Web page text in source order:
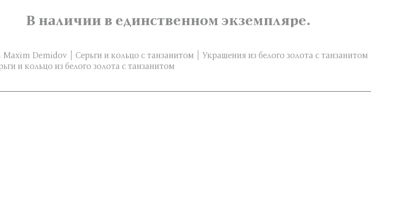
В наличии в единственном экземпляре.
Maxim Demidov Серьги и кольцо с танзанитом
Украшения из белого золота с танзанитом
и кольцо из белого золота с танзанитом